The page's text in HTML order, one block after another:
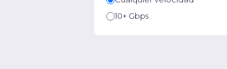
10+ Gbps